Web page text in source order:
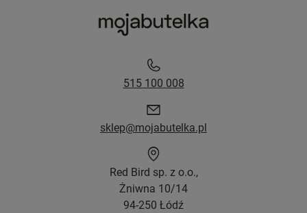
515 100 008
sklep@mojabutelka.pl
Red Bird sp. z o.o.,
Żniwna 10/14
94-250 Łódź